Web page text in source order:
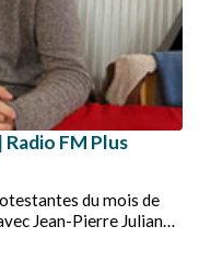
FM Plus
du mois de
Jean-Pierre Julian